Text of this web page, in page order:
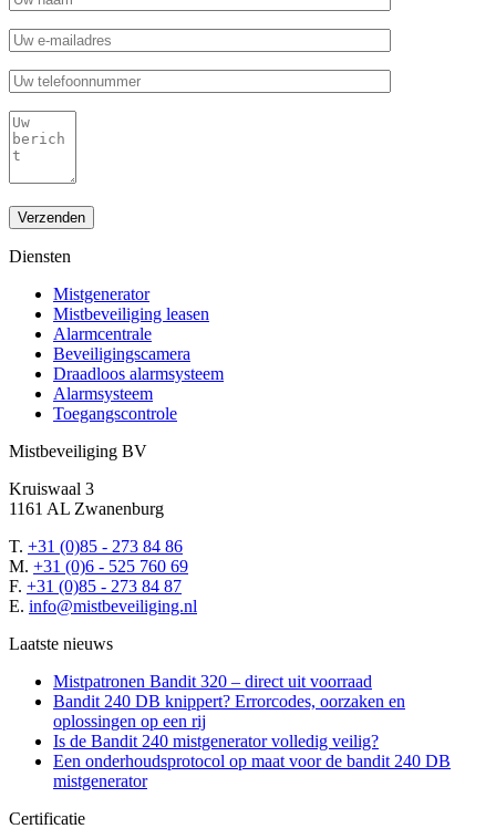
Gelieve dit veld leeg te laten.
Diensten
Mistgenerator
Mistbeveiliging leasen
Alarmcentrale
Beveiligingscamera
Draadloos alarmsysteem
Alarmsysteem
Toegangscontrole
Mistbeveiliging BV
Kruiswaal 3
1161 AL Zwanenburg
T. +31 (0)85 - 273 84 86
M. +31 (0)6 - 525 760 69
F. +31 (0)85 - 273 84 87
E. info@mistbeveiliging.nl
Laatste nieuws
Mistpatronen Bandit 320 – direct uit voorraad
Bandit 240 DB knippert? Errorcodes, oorzaken en
oplossingen op een rij
Is de Bandit 240 mistgenerator volledig veilig?
Een onderhoudsprotocol op maat voor de bandit 240 DB
mistgenerator
Certificatie